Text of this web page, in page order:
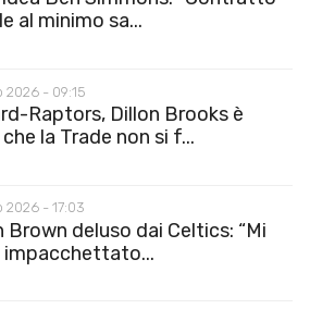
al minimo sa...
2026 - 09:15
Raptors, Dillon Brooks è
la Trade non si f...
2026 - 17:03
Brown deluso dai Celtics: “Mi
impacchettato...